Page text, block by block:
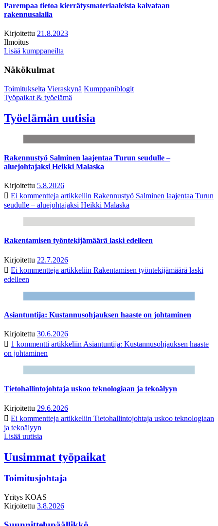
Parempaa tietoa kierrätysmateriaaleista kaivataan
rakennusalalla
Kirjoitettu 21.8.2023
Ilmoitus
Lisää kumppaneilta
Näkökulmat
Toimitukselta Vieraskynä Kumppaniblogit
Työpaikat & työelämä
Työelämän uutisia
Rakennustyö Salminen laajentaa Turun seudulle –
aluejohtajaksi Heikki Malaska
Kirjoitettu 5.8.2026
Ei kommentteja artikkeliin Rakennustyö Salminen laajentaa Turun
seudulle – aluejohtajaksi Heikki Malaska
Rakentamisen työntekijämäärä laski edelleen
Kirjoitettu 22.7.2026
Ei kommentteja artikkeliin Rakentamisen työntekijämäärä laski
edelleen
Asiantuntija: Kustannusohjauksen haaste on johtaminen
Kirjoitettu 30.6.2026
1 kommentti artikkeliin Asiantuntija: Kustannusohjauksen haaste
on johtaminen
Tietohallintojohtaja uskoo teknologiaan ja tekoälyyn
Kirjoitettu 29.6.2026
Ei kommentteja artikkeliin Tietohallintojohtaja uskoo teknologiaan
ja tekoälyyn
Lisää uutisia
Uusimmat työpaikat
Toimitusjohtaja
Yritys KOAS
Kirjoitettu 3.8.2026